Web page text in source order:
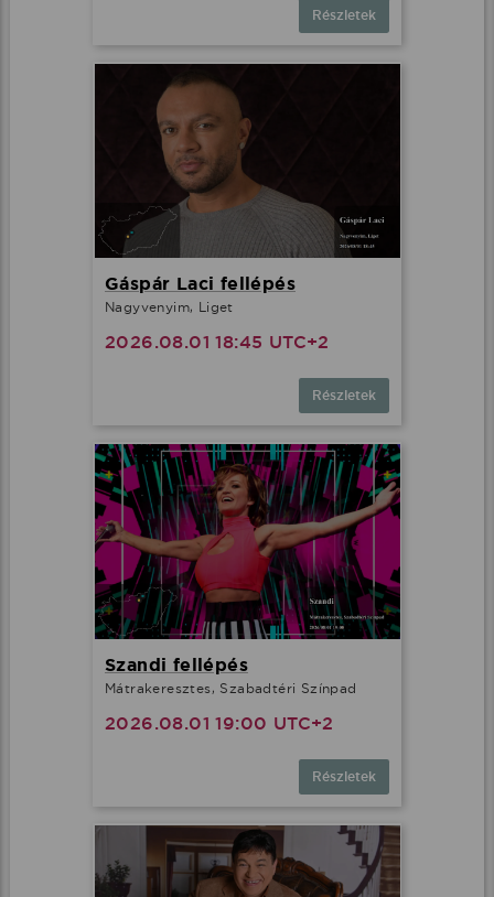
Részletek
Gáspár Laci fellépés
Nagyvenyim, Liget
2026.08.01 18:45 UTC+2
Részletek
Szandi fellépés
Mátrakeresztes, Szabadtéri Színpad
2026.08.01 19:00 UTC+2
Részletek